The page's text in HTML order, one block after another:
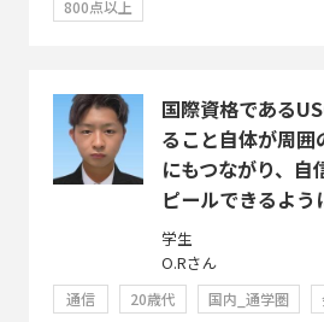
800点以上
国際資格である
ること自体が周
にもつながり、自
ピールできるよう
学生
O.Rさん
通信 20歳代 国内_通学圏